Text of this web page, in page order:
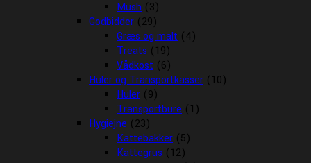
Mush (3)
Godbidder (29)
Græs og malt (4)
Treats (19)
Vådkost (6)
Huler og Transportkasser (10)
Huler (9)
Transportbure (1)
Hygiejne (23)
Kattebakker (5)
Kattegrus (12)